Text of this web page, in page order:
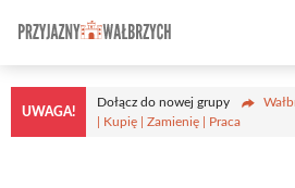
treści
UWAGA!
Dołącz do nowej grupy
| Kupię | Zamienię | Praca